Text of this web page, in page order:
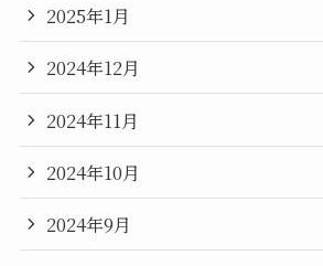
2025年1月
2024年12月
2024年11月
2024年10月
2024年9月